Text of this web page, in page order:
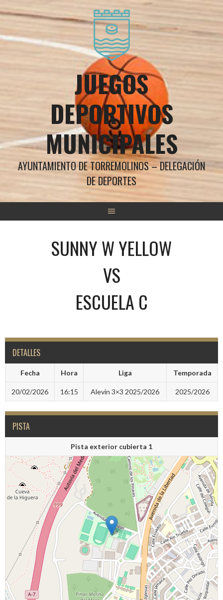
al
JUEGOS
DEPORTIVOS
MUNICIPALES
AYUNTAMIENTO DE TORREMOLINOS – DELEGACIÓN
DE DEPORTES
SUNNY W YELLOW
VS
ESCUELA C
DETALLES
Fecha Hora Liga Temporada
20/02/2026 16:15 Alevin 3×3 2025/2026 2025/2026
PISTA
Pista exterior cubierta 1